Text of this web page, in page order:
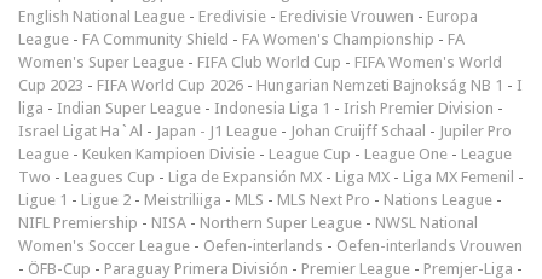
English National League - Eredivisie - Eredivisie Vrouwen - Europa
League - FA Community Shield - FA Women's Championship - FA
Women's Super League - FIFA Club World Cup - FIFA Women's World
Cup 2023 - FIFA World Cup 2026 - Hungarian Nemzeti Bajnokság NB 1 - I
liga - Indian Super League - Indonesia Liga 1 - Irish Premier Division -
Israel Ligat Ha`Al - Japan - J1 League - Johan Cruijff Schaal - Jupiler Pro
League - Keuken Kampioen Divisie - League Cup - League One - League
Two - Leagues Cup - Liga de Expansión MX - Liga MX - Liga MX Femenil -
Ligue 1 - Ligue 2 - Meistriliiga - MLS - MLS Next Pro - Nations League -
NIFL Premiership - NISA - Northern Super League - NWSL National
Women's Soccer League - Oefen-interlands - Oefen-interlands Vrouwen
- ÖFB-Cup - Paraguay Primera División - Premier League - Premjer-Liga -